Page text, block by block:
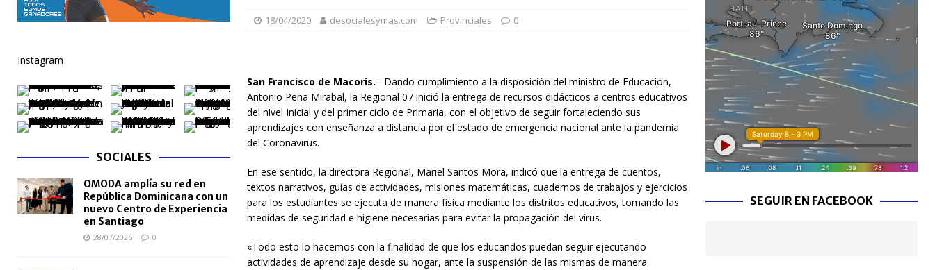
[ 06/08/2026 ]
Becas internacionales benefician a 1,500 jóvenes dominicanos para estudiar maestrías y doctorados en el
nacional
NACIONALES
[ 05/08/2026 ]
Lactancia materna fortalece la salud del bebé y la madre, destaca Hospiten Santo Domingo
SALUD
[ 05/08/2026 ]
TRAE incorpora 29 autobuses para ampliar el transporte escolar antes del inicio del año lectivo 2026-2027
NACIONALES
[ 05/08/2026 ] Santo Domingo celebra 528 años con balance de obras urbanas y nuevos proyectos para la capital
NACIONALES
18/04/2020 desocialesymas.com Provinciales 0
San Francisco de Macorís.– Dando cumplimiento a la disposición del ministro de Educación,
Antonio Peña Mirabal, la Regional 07 inició la entrega de recursos didácticos a centros educativos
del nivel Inicial y del primer ciclo de Primaria, con el objetivo de seguir fortaleciendo sus
aprendizajes con enseñanza a distancia por el estado de emergencia nacional ante la pandemia
del Coronavirus.
En ese sentido, la directora Regional, Mariel Santos Mora, indicó que la entrega de cuentos,
textos narrativos, guías de actividades, misiones matemáticas, cuadernos de trabajos y ejercicios
para los estudiantes se ejecuta de manera física mediante los distritos educativos, tomando las
medidas de seguridad e higiene necesarias para evitar la propagación del virus.
«Todo esto lo hacemos con la finalidad de que los educandos puedan seguir ejecutando
actividades de aprendizaje desde su hogar, ante la suspensión de las mismas de manera
Instagram
SOCIALES
OMODA amplía su red en
República Dominicana con un
nuevo Centro de Experiencia
en Santiago
28/07/2026 0
SEGUIR EN FACEBOOK